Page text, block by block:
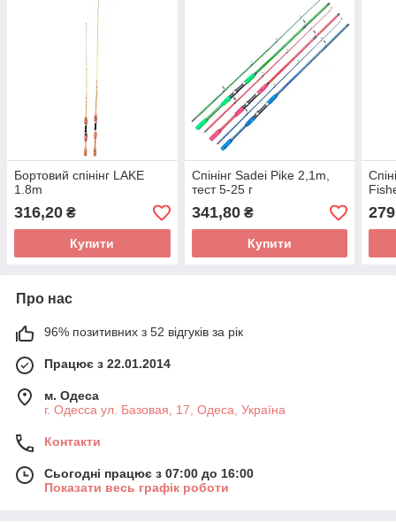
Бортовий спінінг LAKE
1.8m
316,20 ₴
Купити
Спінінг Sadei Pike 2,1m,
тест 5-25 г
341,80₴
Купити
279
Про нас
96% позитивних з 52 відгуків за рік
Працює з 22.01.2014
м. Одеса
г. Одесса ул. Базовая, 17, Одеса, Україна
Контакти
Сьогодні працює з 07:00 до 16:00
Показати весь графік роботи